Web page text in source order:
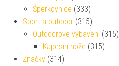
Šperkovnice (333)
Sport a outdoor (315)
Outdoorové vybavení (315)
Kapesní nože (315)
Značky (314)